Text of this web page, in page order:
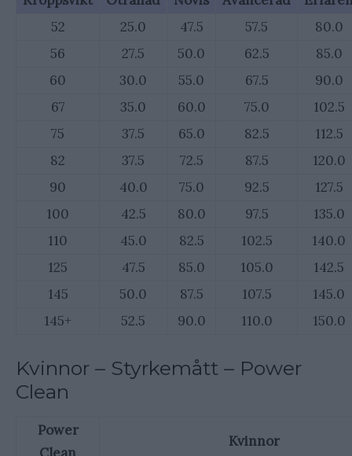
52
25.0 47.5 57.5
80.0
56
27.5 50.0 62.5
85.0
60
30.0 55.0 67.5
90.0
67
35.0 60.0 75.0
102.5
75
37.5 65.0 82.5
112.5
82
37.5 72.5 87.5
120.0
90
40.0 75.0 92.5
127.5
100
42.5 80.0 97.5
135.0
110
45.0 82.5 102.5
140.0
125
47.5 85.0 105.0
142.5
145
50.0 87.5 107.5
145.0
145+
52.5 90.0 110.0 150.0
Kvinnor – Styrkemått – Power
Clean
Power
Kvinnor